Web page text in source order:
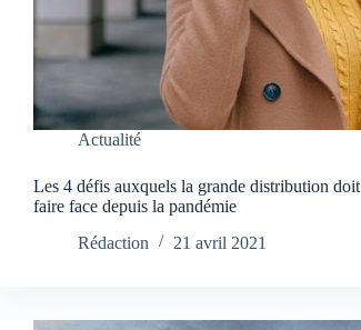
Actualité
Les 4 défis auxquels la grande distribution doit
faire face depuis la pandémie
Rédaction
21 avril 2021